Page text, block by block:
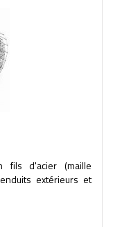
fils d'acier (maille
extérieurs et